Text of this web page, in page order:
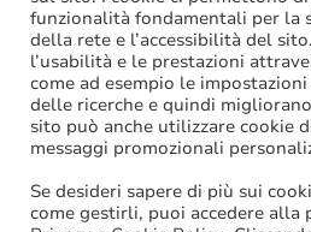
ULTIME NOTIZIE
La soppressione
offre più margini
salario accessorio
ACCRUAL: come
trasferimenti
riscossi prima del
Oggi in Cdm il
le novità di
funzionalità fondamentali per la
della rete e l’accessibilità del
l’usabilità e le prestazioni
come ad esempio le
delle ricerche e quindi
sito può anche utilizzare cookie
messaggi promozionali
Se desideri sapere di più sui
come gestirli, puoi accedere alla